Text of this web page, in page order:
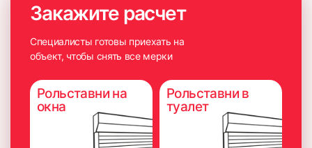
Закажите расчет
Специалисты готовы приехать на
объект, чтобы снять все мерки
Рольставни на
окна
Рольставни в
туалет